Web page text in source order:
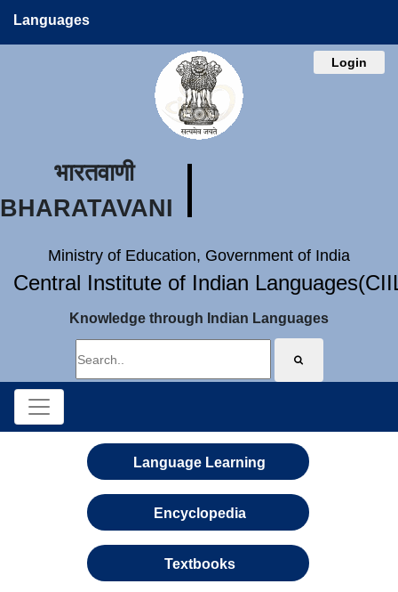
Languages
Login
भारतवाणी
BHARATAVANI
Ministry of Education, Government of India
Central Institute of Indian
Knowledge through Indian Languages
Language Learning
Encyclopedia
Textbooks